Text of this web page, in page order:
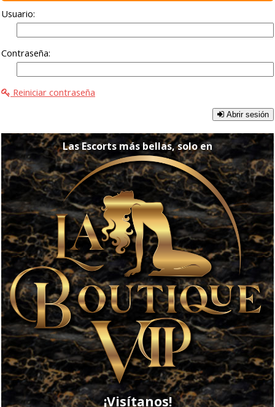
Usuario:
Contraseña:
Reiniciar contraseña
Abrir sesión
Las Escorts más bellas, solo en
¡Visítanos!